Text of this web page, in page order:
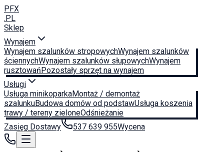
PFX
.PL
Sklep
Wynajem
Wynajem szalunków stropowychWynajem szalunków
ściennychWynajem szalunków słupowychWynajem
rusztowańPozostały sprzęt na wynajem
Usługi
Usługa minikoparkaMontaż / demontaż
szalunkuBudowa domów od podstawUsługa koszenia
trawy / tereny zieloneOdśnieżanie
Zasięg Dostawy
537 639 955Wycena